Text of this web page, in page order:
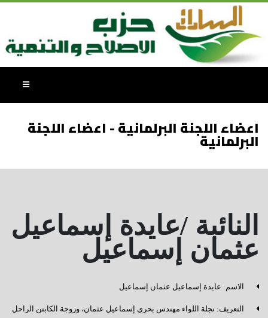
اعضاء اللجنة البرلمانية - اعضاء اللجنة
البرلمانية
النائبة /عايدة إسماعيل
عثمان إسماعيل
الاسم: عايدة إسماعيل عثمان إسماعيل
التعريف: نجلة اللواء مهندس بحري إسماعيل عثمان، وزوجة الكابتن الراحل